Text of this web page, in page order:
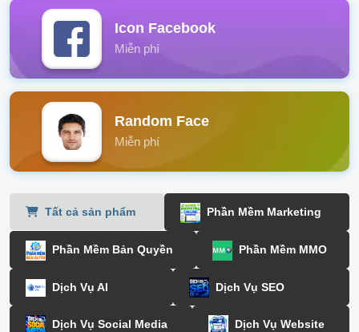
Icon Facebook
Miễn phí
Random Face
Miễn phí
Tất cả sản phẩm Phần Mềm Marketing
Phần Mềm Bản Quyền Phần Mềm MMO
Dịch Vụ AI Dịch Vụ SEO
Dịch Vụ Social Media Dịch Vụ Website